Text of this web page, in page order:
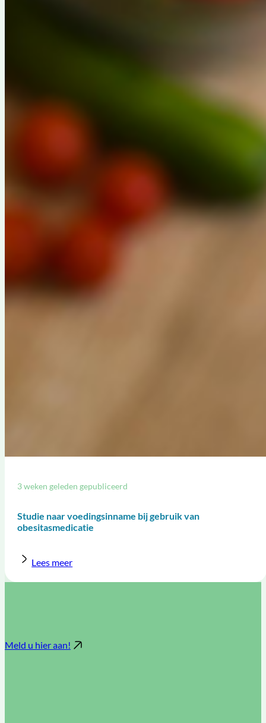
Studie naar voedingsinname bij gebruik van
obesitasmedicatie
3 weken geleden gepubliceerd
Lees meer
Meld u hier aan!